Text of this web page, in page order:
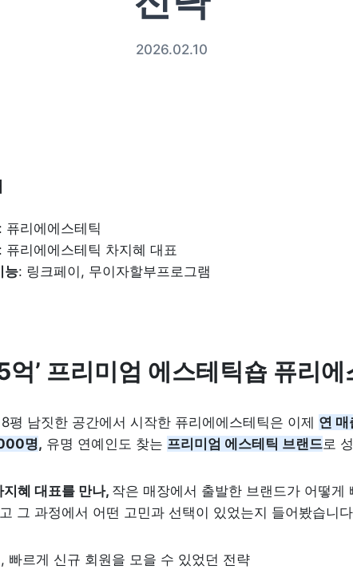
2026.02.10
능: 링크페이, 무이자할부프로그램
억’ 프리미엄 에스테틱숍 퓨리에
평 남짓한 공간에서 시작한 퓨리에에스테틱은 이제 연 매
명, 유명 연예인도 찾는 프리미엄 에스테틱 브랜드로
혜 대표를 만나, 작은 매장에서 출발한 브랜드가 어떻게
그 과정에서 어떤 고민과 선택이 있었는지 들어봤습니
빠르게 신규 회원을 모을 수 있었던 전략